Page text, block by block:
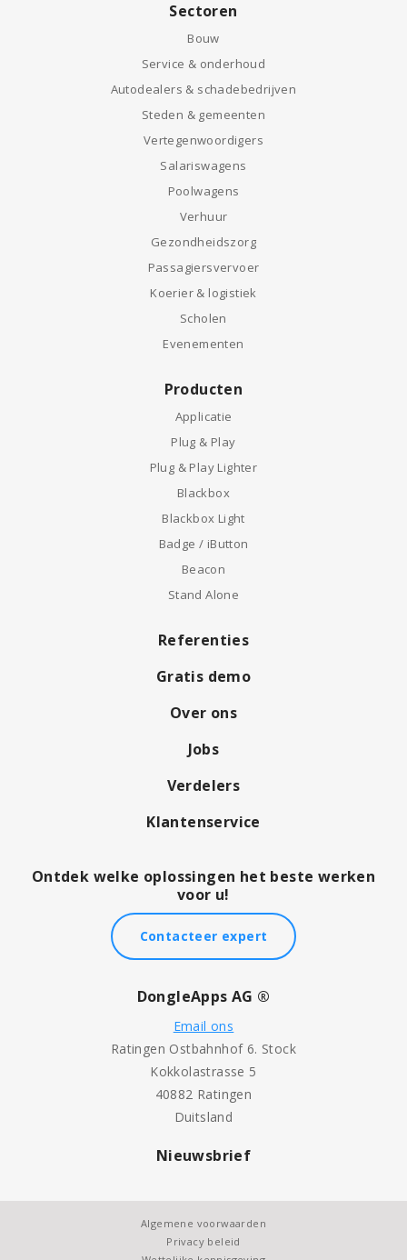
Sectoren
Bouw
Service & onderhoud
Autodealers & schadebedrijven
Steden & gemeenten
Vertegenwoordigers
Salariswagens
Poolwagens
Verhuur
Gezondheidszorg
Passagiersvervoer
Koerier & logistiek
Scholen
Evenementen
Producten
Applicatie
Plug & Play
Plug & Play Lighter
Blackbox
Blackbox Light
Badge / iButton
Beacon
Stand Alone
Referenties
Gratis demo
Over ons
Jobs
Verdelers
Klantenservice
Ontdek welke oplossingen het beste werken
voor u!
Contacteer expert
DongleApps AG ®
Email ons
Ratingen Ostbahnhof 6. Stock
Kokkolastrasse 5
40882 Ratingen
Duitsland
Nieuwsbrief
Algemene voorwaarden
Privacy beleid